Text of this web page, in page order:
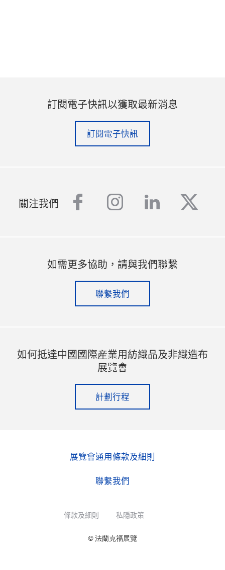
訂閱電子快訊以獲取最新消息
訂閱電子快訊
關注我們 facebook
instagram
linkedin
如需更多協助，請與我們聯繫
聯繫我們
如何抵達中國國際産業用紡織品及非織造布
展覽會
計劃行程
展覽會通用條款及細則
聯繫我們
條款及細則 私隱政策
© 法蘭克福展覽